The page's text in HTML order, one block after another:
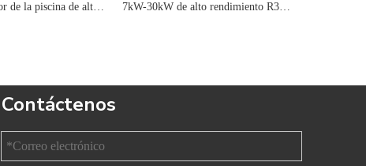
Bomba de calor de la piscina de alto rendimiento de 7kW/10kW/13kW R32 con eficiencia energética avanzada y beneficios ambientales 7kW-30kW de alto rendimiento R32 Inverter Pool Bomba de calor Agua de agua para calentamiento rentable
Contáctenos